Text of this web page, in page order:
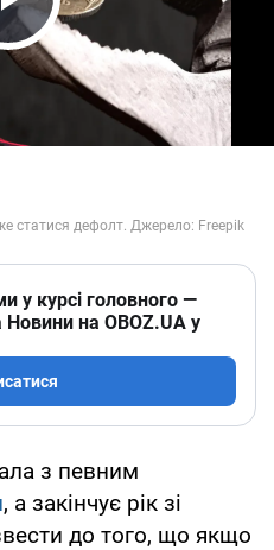
Video
у курсі головного —
Новини на OBOZ.UA у
з певним
, а закінчує рік зі
до того, що якщо